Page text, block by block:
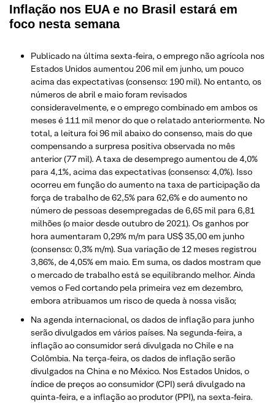
Inflação nos EUA e no Brasil estará em
foco nesta semana
Publicado na última sexta-feira, o emprego não agrícola nos
Estados Unidos aumentou 206 mil em junho, um pouco
acima das expectativas (consenso: 190 mil). No entanto, os
números de abril e maio foram revisados
consideravelmente, e o emprego combinado em ambos os
meses é 111 mil menor do que o relatado anteriormente. No
total, a leitura foi 96 mil abaixo do consenso, mais do que
compensando a surpresa positiva observada no mês
anterior (77 mil). A taxa de desemprego aumentou de 4,0%
para 4,1%, acima das expectativas (consenso: 4,0%). Isso
ocorreu em função do aumento na taxa de participação da
força de trabalho de 62,5% para 62,6% e do aumento no
número de pessoas desempregadas de 6,65 mil para 6,81
milhões (o maior desde outubro de 2021). Os ganhos por
hora aumentaram 0,29% m/m para US$ 35,00 em junho
(consenso: 0,3% m/m). Sua variação de 12 meses registrou
3,86%, de 4,05% em maio. Em suma, os dados mostram que
o mercado de trabalho está se equilibrando melhor. Ainda
vemos o Fed cortando pela primeira vez em dezembro,
embora atribuamos um risco de queda à nossa visão;
Na agenda internacional, os dados de inflação para junho
serão divulgados em vários países. Na segunda-feira, a
inflação ao consumidor será divulgada no Chile e na
Colômbia. Na terça-feira, os dados de inflação serão
divulgados na China e no México. Nos Estados Unidos, o
índice de preços ao consumidor (CPI) será divulgado na
quinta-feira, e a inflação ao produtor (PPI), na sexta-feira.